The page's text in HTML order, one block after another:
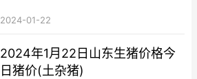
2024-01-22
2024年1月22日山东生猪价格今
日猪价(土杂猪)